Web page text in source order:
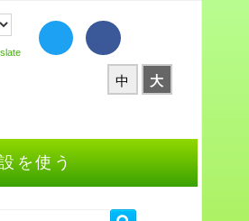
中 大
を使う